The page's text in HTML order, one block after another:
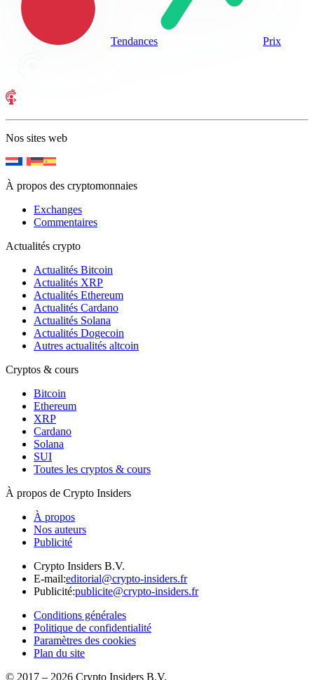
Tendances Prix
Nos sites web
À propos des cryptomonnaies
Exchanges
Commentaires
Actualités crypto
Actualités Bitcoin
Actualités XRP
Actualités Ethereum
Actualités Cardano
Actualités Solana
Actualités Dogecoin
Autres actualités altcoin
Cryptos & cours
Bitcoin
Ethereum
XRP
Cardano
Solana
SUI
Toutes les cryptos & cours
À propos de Crypto Insiders
À propos
Nos auteurs
Publicité
Crypto Insiders B.V.
E-mail:editorial@crypto-insiders.fr
Publicité:publicite@crypto-insiders.fr
Conditions générales
Politique de confidentialité
Paramètres des cookies
Plan du site
© 2017 – 2026 Crypto Insiders B.V.